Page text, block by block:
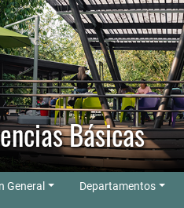
Básicas
General Departamentos